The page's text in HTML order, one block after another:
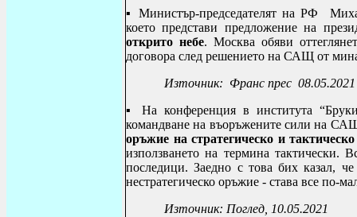
▪ Министър-председателят на РФ
което представи предложение на
открито небе. Москва обяви
договора след решението на САЩ от
Източник: Франс прес 08.05.2021
▪ На конференция в института
командване на въоръжените сили на
оръжие на стратегическо и
използването на термина тактически.
последици. Заедно с това бих казал,
нестратегическо оръжие - става все по-
Източник: Поглед, 10.05.2021